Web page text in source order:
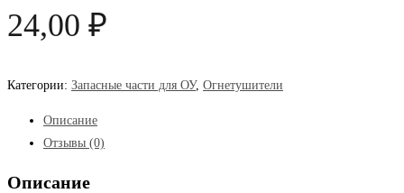
24,00 ₽
Категории: Запасные части для ОУ, Огнетушители
Описание
Отзывы (0)
Описание